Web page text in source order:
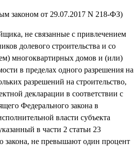
законом от 29.07.2017 N 218-ФЗ)
не связанные с привлечением
долевого строительства и со
многоквартирных домов и (или)
в пределах одного разрешения на
разрешений на строительство,
декларации в соответствии с
Федерального закона в
власти субъекта
в части 2 статьи 23
закона, не превышают один процент